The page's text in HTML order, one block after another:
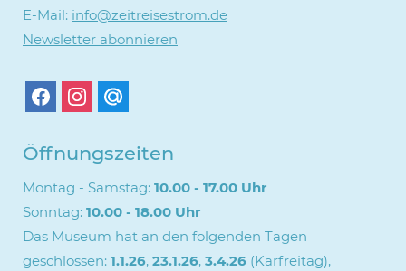
E-Mail: info@zeitreisestrom.de
Newsletter abonnieren
Öffnungszeiten
Montag - Samstag: 10.00 - 17.00 Uhr
Sonntag: 10.00 - 18.00 Uhr
Das Museum hat an den folgenden Tagen
geschlossen: 1.1.26, 23.1.26, 3.4.26 (Karfreitag),